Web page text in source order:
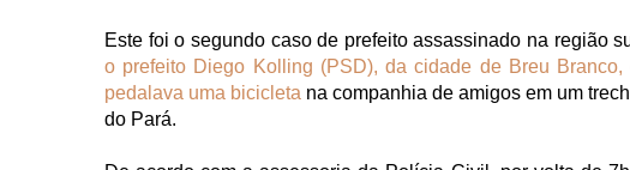
Este foi o segundo caso de prefeito assassinado na região
o prefeito Diego Kolling (PSD), da cidade de Breu
pedalava uma bicicleta na companhia de amigos em um
do Pará.